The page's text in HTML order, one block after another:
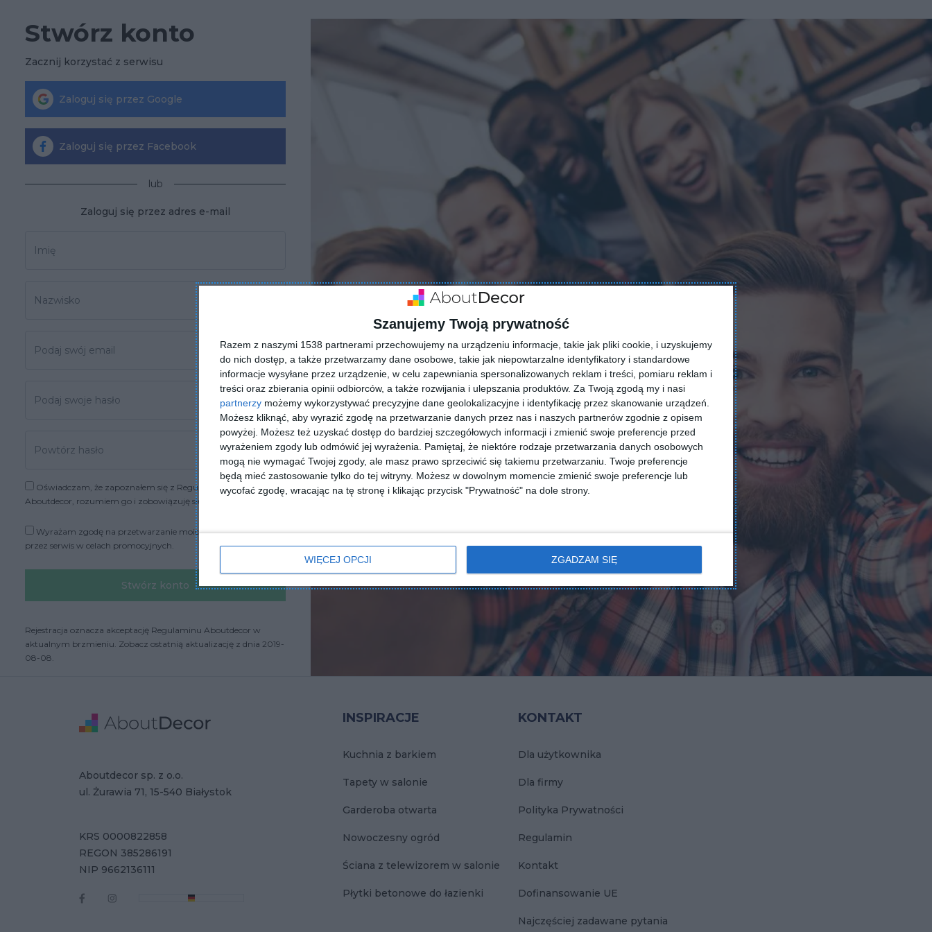
Szanujemy Twoją prywatność
Razem z naszymi 1538 partnerami przechowujemy na urządzeniu informacje, takie jak pliki cookie, i uzyskujemy
do nich dostęp, a także przetwarzamy dane osobowe, takie jak niepowtarzalne identyfikatory i standardowe
informacje wysyłane przez urządzenie, w celu zapewniania spersonalizowanych reklam i treści, pomiaru reklam i
treści oraz zbierania opinii odbiorców, a także rozwijania i ulepszania produktów. Za Twoją zgodą my i nasi
partnerzy możemy wykorzystywać precyzyjne dane geolokalizacyjne i identyfikację przez skanowanie urządzeń.
Możesz kliknąć, aby wyrazić zgodę na przetwarzanie danych przez nas i naszych partnerów zgodnie z opisem
powyżej. Możesz też uzyskać dostęp do bardziej szczegółowych informacji i zmienić swoje preferencje przed
wyrażeniem zgody lub odmówić jej wyrażenia.
Pamiętaj, że niektóre rodzaje przetwarzania danych osobowych
mogą nie wymagać Twojej zgody, ale masz prawo sprzeciwić się takiemu przetwarzaniu. Twoje preferencje
będą mieć zastosowanie tylko do tej witryny. Możesz w dowolnym momencie zmienić swoje preferencje lub
wycofać zgodę, wracając na tę stronę i klikając przycisk "Prywatność" na dole strony.
WIĘCEJ OPCJI ZGADZAM SIĘ
Stwórz konto
Zacznij korzystać z serwisu
Zaloguj się przez Google
Zaloguj się przez Facebook
lub
Zaloguj się przez adres e-mail
Oświadczam, że zapoznałem się z Regulaminem
Aboutdecor, rozumiem go i zobowiązuję się przestrzegać.
Wyrażam zgodę na przetwarzanie moich danych osobowych
przez serwis w celach promocyjnych.
Stwórz konto
Rejestracja oznacza akceptację Regulaminu Aboutdecor w
aktualnym brzmieniu. Zobacz ostatnią aktualizację z dnia 2019-
08-08.
INSPIRACJE
Kuchnia z barkiem
Tapety w salonie
Garderoba otwarta
Nowoczesny ogród
Ściana z telewizorem w salonie
Płytki betonowe do łazienki
KONTAKT
Dla użytkownika
Dla firmy
Polityka Prywatności
Regulamin
Kontakt
Dofinansowanie UE
Najczęściej zadawane pytania
Adres
Aboutdecor sp. z o.o.
ul. Żurawia 71, 15-540 Białystok
Dane Firmy
KRS 0000822858
REGON 385286191
NIP 9662136111